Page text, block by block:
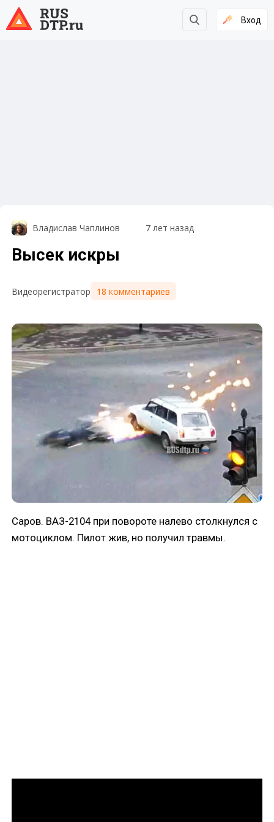
Вход
Владислав Чаплинов 7 лет назад
Высек искры
Видеорегистратор 18 комментариев
Саров. ВАЗ-2104 при повороте налево столкнулся с
мотоциклом. Пилот жив, но получил травмы.